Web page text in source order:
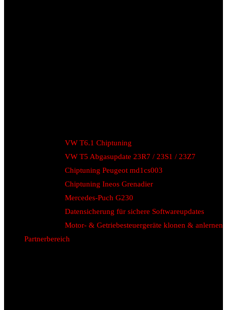
VW T6.1 Chiptuning
VW T5 Abgasupdate 23R7 / 23S1 / 23Z7
Chiptuning Peugeot md1cs003
Chiptuning Ineos Grenadier
Mercedes-Puch G230
Datensicherung für sichere Softwareupdates
Motor- & Getriebesteuergeräte klonen & anlernen
Partnerbereich